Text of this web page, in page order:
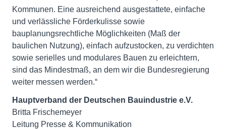
Kommunen. Eine ausreichend ausgestattete, einfache
und verlässliche Förderkulisse sowie
bauplanungsrechtliche Möglichkeiten (Maß der
baulichen Nutzung), einfach aufzustocken, zu verdichten
sowie serielles und modulares Bauen zu erleichtern,
sind das Mindestmaß, an dem wir die Bundesregierung
weiter messen werden.“
Hauptverband der Deutschen Bauindustrie e.V.
Britta Frischemeyer
Leitung Presse & Kommunikation